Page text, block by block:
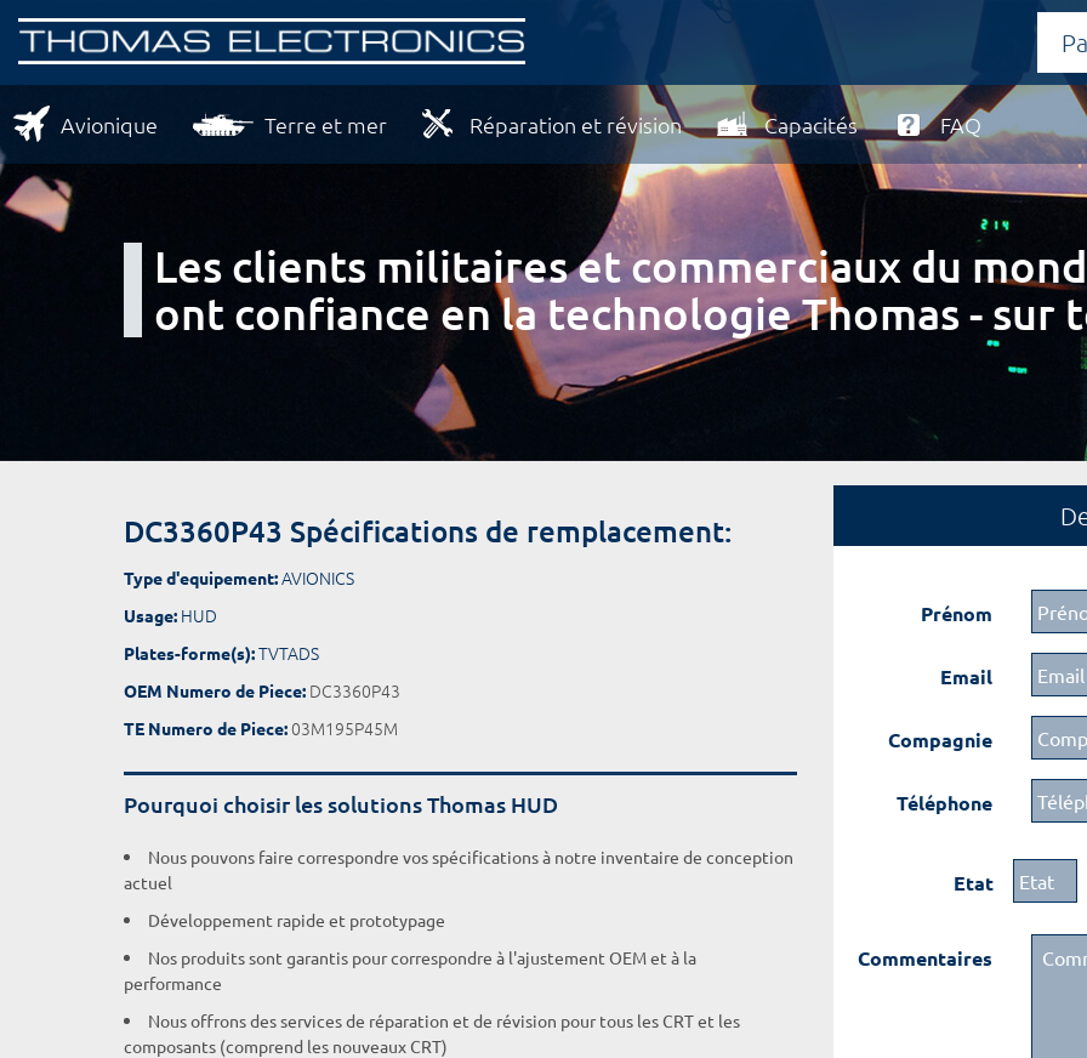
Avionique Terre et mer Réparation et révision Capacités FAQ
Les clients militaires et commerciaux du
ont confiance en la technologie Thomas - sur
DC3360P43 Spécifications de remplacement:
Type d'equipement:AVIONICS
Usage: HUD
Plates-forme(s):TVTADS
OEM Numero de Piece: DC3360P43
TE Numero de Piece:03M195P45M
Pourquoi choisir les solutions Thomas HUD
Nous pouvons faire correspondre vos spécifications à notre inventaire de conception
actuel
Développement rapide et prototypage
Nos produits sont garantis pour correspondre à l'ajustement OEM et à la
performance
Nous offrons des services de réparation et de révision pour tous les CRT et les
composants (comprend les nouveaux CRT)
Prénom
Email
Compagnie
Téléphone
Etat
Commentaires